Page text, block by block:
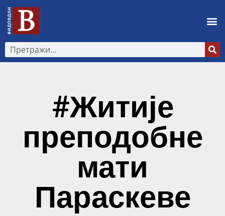
#Житије
преподобне
мати
Параскеве